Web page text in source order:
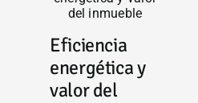
Eficiencia
energética y
valor del